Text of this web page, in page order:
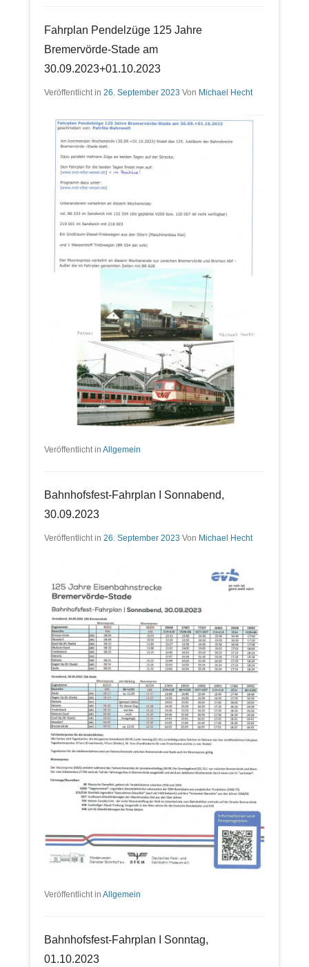
Fahrplan Pendelzüge 125 Jahre
Bremervörde-Stade am
30.09.2023+01.10.2023
Veröffentlicht in 26. September 2023 Von Michael Hecht
Veröffentlicht in Allgemein
Bahnhofsfest-Fahrplan I Sonnabend,
30.09.2023
Veröffentlicht in 26. September 2023 Von Michael Hecht
Veröffentlicht in Allgemein
Bahnhofsfest-Fahrplan I Sonntag,
01.10.2023